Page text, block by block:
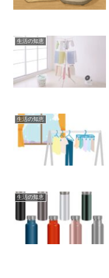
生活の知恵
生活の知恵
生活の知恵